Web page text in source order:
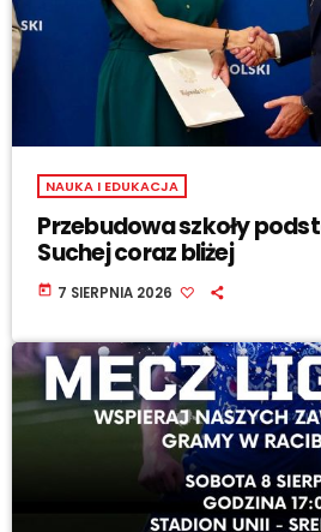
NAUKA I EDUKACJA
Przebudowa szkoły
Suchej coraz bliżej
today 7 SIERPNIA 2026